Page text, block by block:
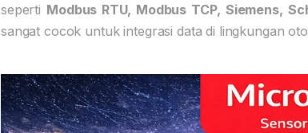
seperti Modbus RTU, Modbus TCP, Siemens,
sangat cocok untuk integrasi data di lingkungan